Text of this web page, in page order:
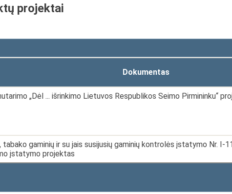
projektai
Dokumentas
„Dėl ... išrinkimo Lietuvos Respublikos Seimo Pirmininku“
tabako gaminių ir su jais susijusių gaminių kontrolės įstatymo Nr. I-
įstatymo projektas